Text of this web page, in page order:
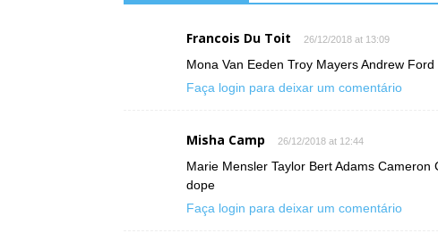
Francois Du Toit 26/12/2018 at 13:09
Mona Van Eeden Troy Mayers Andrew Ford
Faça login para deixar um comentário
Misha Camp 26/12/2018 at 12:44
Marie Mensler Taylor Bert Adams
dope
Faça login para deixar um comentário